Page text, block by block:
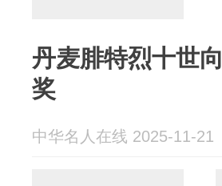
丹麦腓特烈十世
奖
中华名人在线 2025-11-21